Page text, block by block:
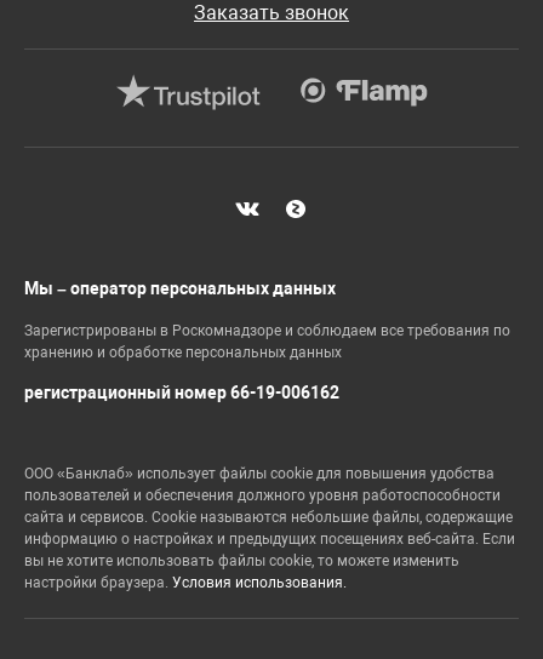
Заказать звонок
Мы – оператор персональных данных
Зарегистрированы в Роскомнадзоре и соблюдаем все требования по
хранению и обработке персональных данных
регистрационный номер 66-19-006162
ООО «Банклаб» использует файлы cookie для повышения удобства
пользователей и обеспечения должного уровня работоспособности
сайта и сервисов. Cookie называются небольшие файлы, содержащие
информацию о настройках и предыдущих посещениях веб-сайта. Если
вы не хотите использовать файлы cookie, то можете изменить
настройки браузера. Условия использования.